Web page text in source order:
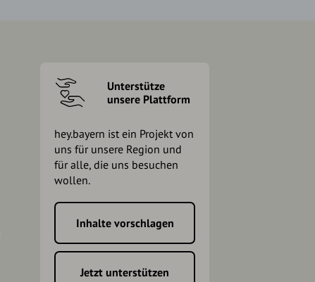
Unterstütze
unsere Plattform
hey.bayern ist ein Projekt von
uns für unsere Region und
für alle, die uns besuchen
wollen.
Inhalte vorschlagen
Jetzt unterstützen